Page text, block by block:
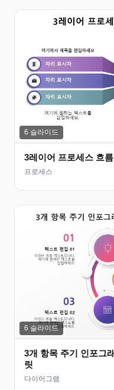
6 슬라이드
3레이어 프로세스 흐
프로세스
6 슬라이드
3개 항목 주기 인포그
릿
다이어그램